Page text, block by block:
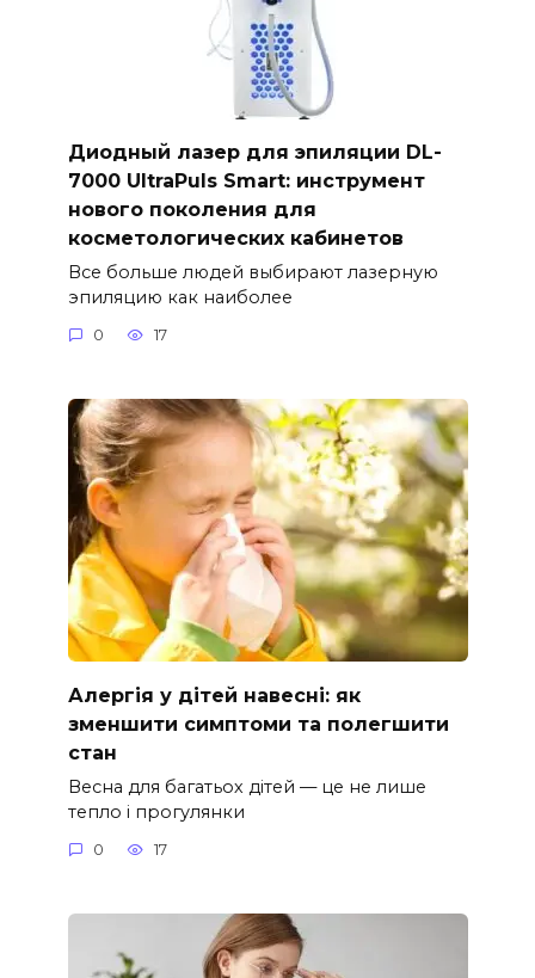
Диодный лазер для эпиляции DL-
7000 UltraPuls Smart: инструмент
нового поколения для
косметологических кабинетов
Все больше людей выбирают лазерную
эпиляцию как наиболее
0 17
Алергія у дітей навесні: як
зменшити симптоми та полегшити
стан
Весна для багатьох дітей — це не лише
тепло і прогулянки
0 17